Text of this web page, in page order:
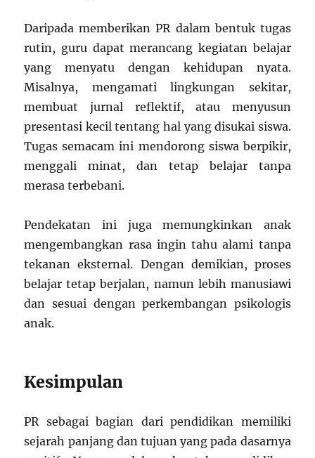
Daripada memberikan PR dalam bentuk tugas
rutin, guru dapat merancang kegiatan belajar
yang menyatu dengan kehidupan nyata.
Misalnya, mengamati lingkungan sekitar,
membuat jurnal reflektif, atau menyusun
presentasi kecil tentang hal yang disukai siswa.
Tugas semacam ini mendorong siswa berpikir,
menggali minat, dan tetap belajar tanpa
merasa terbebani.
Pendekatan ini juga memungkinkan anak
mengembangkan rasa ingin tahu alami tanpa
tekanan eksternal. Dengan demikian, proses
belajar tetap berjalan, namun lebih manusiawi
dan sesuai dengan perkembangan psikologis
anak.
Kesimpulan
PR sebagai bagian dari pendidikan memiliki
sejarah panjang dan tujuan yang pada dasarnya